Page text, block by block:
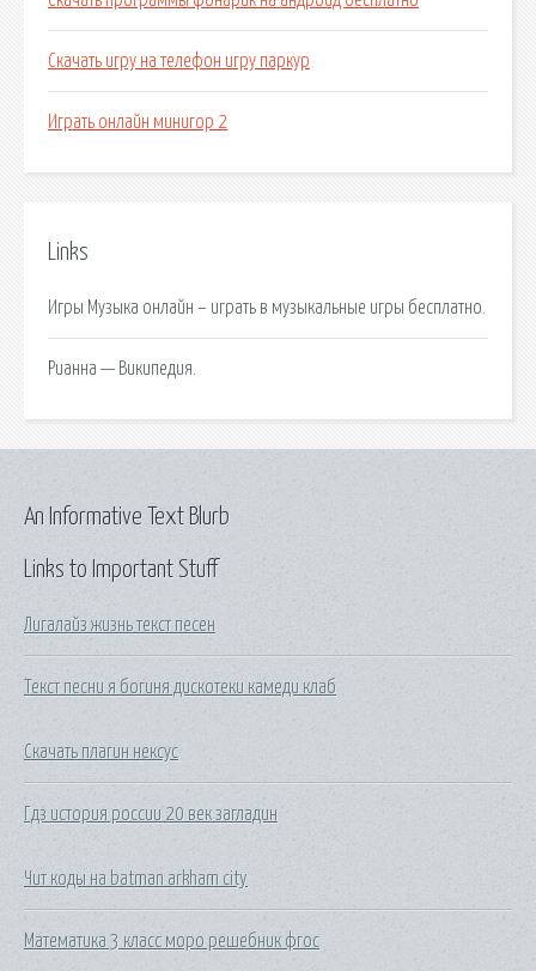
Скачать игру на телефон игру паркур
Играть онлайн минигор 2
Links
Игры Музыка онлайн – играть в музыкальные игры бесплатно.
Рианна — Википедия.
Links to Important Stuff
Лигалайз жизнь текст песен
Текст песни я богиня дискотеки камеди клаб
Скачать плагин нексус
Гдз история россии 20 век загладин
Чит коды на batman arkham city
Математика 3 класс моро решебник фгос
An Informative Text Blurb